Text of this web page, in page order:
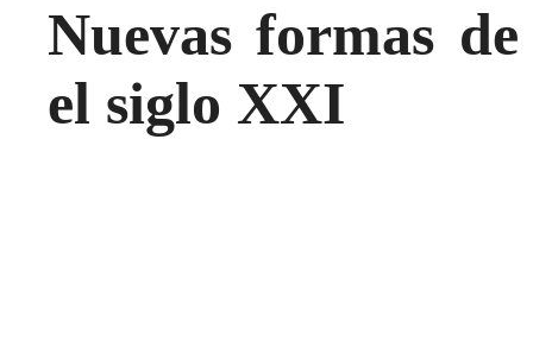
Nuevas formas
el siglo XXI